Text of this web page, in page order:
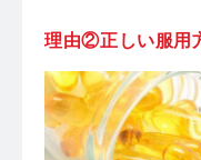
理由②正しい服用